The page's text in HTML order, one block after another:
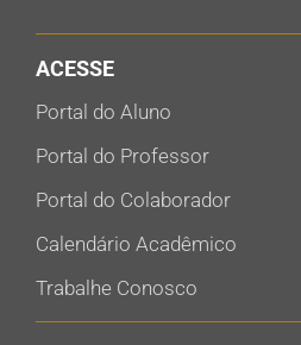
ACESSE
Portal do Aluno
Portal do Professor
Portal do Colaborador
Calendário Acadêmico
Trabalhe Conosco